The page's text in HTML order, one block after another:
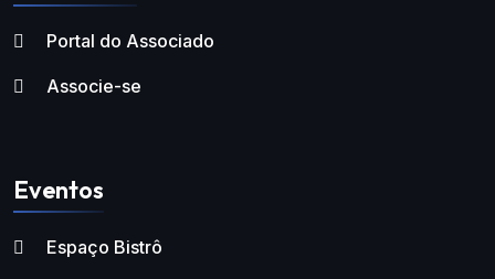
Portal do Associado
Associe-se
Eventos
Espaço Bistrô